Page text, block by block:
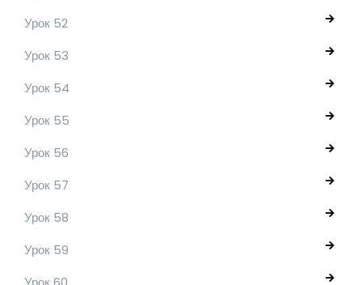
Урок 52
Урок 53
Урок 54
Урок 55
Урок 56
Урок 57
Урок 58
Урок 59